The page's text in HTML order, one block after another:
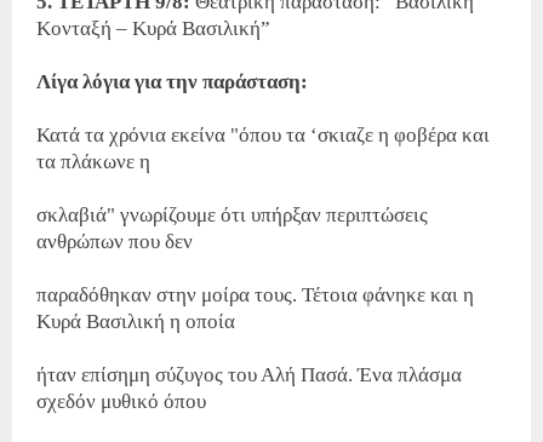
Κονταξή – Κυρά Βασιλική”
Λίγα λόγια για την παράσταση:
Κατά τα χρόνια εκείνα "όπου τα ‘σκιαζε η φοβέρα και
τα πλάκωνε η
σκλαβιά" γνωρίζουμε ότι υπήρξαν περιπτώσεις
ανθρώπων που δεν
παραδόθηκαν στην μοίρα τους. Τέτοια φάνηκε και η
Κυρά Βασιλική η οποία
ήταν επίσημη σύζυγος του Αλή Πασά. Ένα πλάσμα
σχεδόν μυθικό όπου